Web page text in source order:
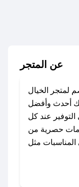
عن المتجر
لمتجر الخيال
أحدث وأفضل
عند كل
حصرية من
مثل
البيضاء (شهر
التأسيس، أو
خاصة أخرى.